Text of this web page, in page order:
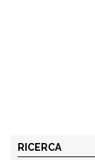
RICERCA